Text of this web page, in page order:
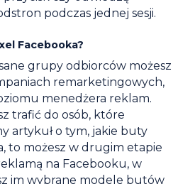
podczas jednej sesji.
Facebooka?
grupy odbiorców możesz
remarketingowych,
menedżera reklam.
trafić do osób, które
artykuł o tym, jakie buty
to możesz w drugim etapie
na Facebooku, w
im wybrane modele butów